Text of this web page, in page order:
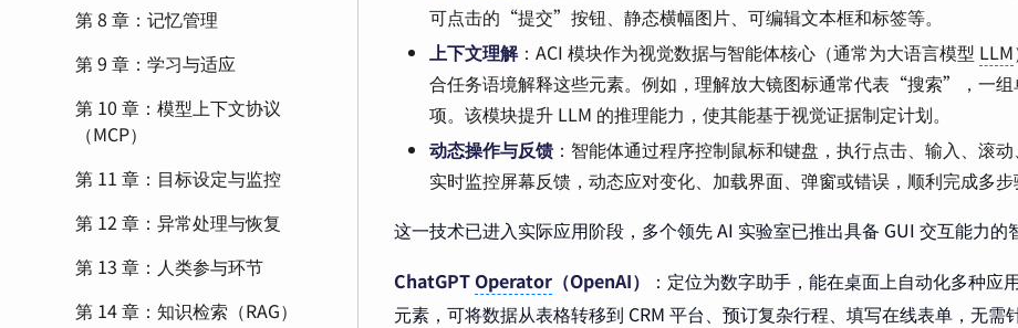
第 8 章：记忆管理
第 9 章：学习与适应
第 10 章：模型上下文协议
（MCP）
第 11 章：目标设定与监控
第 12 章：异常处理与恢复
第 13 章：人类参与环节
第 14 章：知识检索（RAG）
可点击的“提交”按钮、静态横幅图片、可编辑文本框和标签等。
上下文理解：ACI 模块作为视觉数据与智能体核心（通常为大语言模型 LLM
合任务语境解释这些元素。例如，理解放大镜图标通常代表“搜索”，一
项。该模块提升 LLM 的推理能力，使其能基于视觉证据制定计划。
动态操作与反馈 ：智能体通过程序控制鼠标和键盘，执行点击、输入、滚
实时监控屏幕反馈，动态应对变化、加载界面、弹窗或错误，顺利完成多步
这一技术已进入实际应用阶段，多个领先 AI 实验室已推出具备 GUI 交互能力的
ChatGPT Operator （OpenAI）
：定位为数字助手，能在桌面上自动化多种应
元素，可将数据从表格转移到 CRM 平台、预订复杂行程、填写在线表单，无需